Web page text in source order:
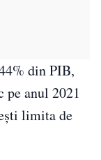
din PIB,
anul 2021
limita de